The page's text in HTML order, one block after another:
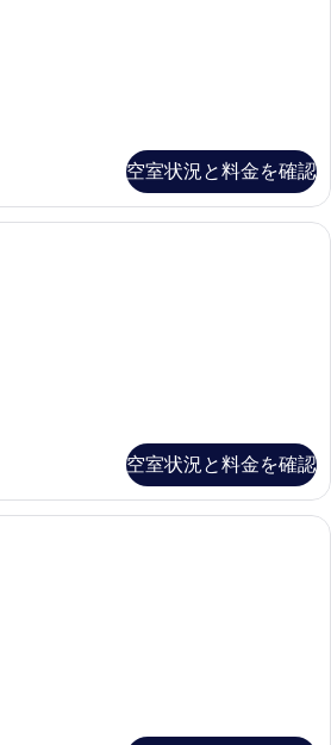
空室状況と料金を確認
アイロン / アイロン台、WiFi (無料)、
空室状況と料金を確認
アイロン / アイロン台、WiFi (無料)、